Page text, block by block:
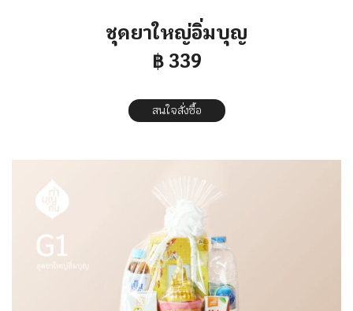
ชุดยาใหญ่อิ่มบุญ
฿ 339
สนใจสั่งซื้อ